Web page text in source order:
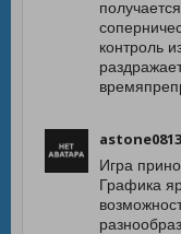
контроль
Игра
Графика